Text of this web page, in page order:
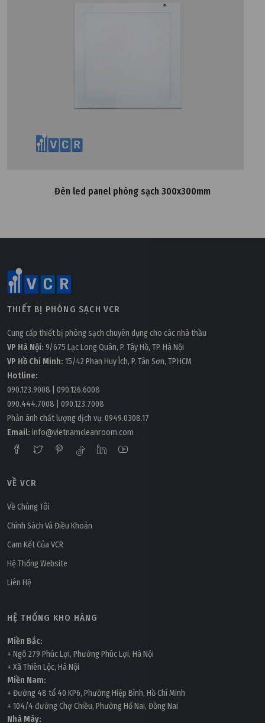
Đèn led panel phòng sạch 300x300mm
THIẾT BỊ PHÒNG SẠCH VCR
Cung cấp thiết bị phòng sạch chuyên dụng cho các nhà thầu
VP Hà Nội: 9/675 Lạc Long Quân, P. Tây Hồ, TP. Hà Nội
VP Hồ Chí Minh: 15/42 Phan Huy Ích, P. Tân Sơn, TP.HCM
Hotline:
090.123.9008
090.126.6008
090.444.7008
090.123.7008
Phản ánh chất lượng dịch vụ: 0949.0308.17
Email: info@vietnamcleanroom.com
VỀ VCR
Về Chúng Tôi
Chính Sách Và Điều Khoản
Cam Kết Của VCR
Hệ Thống Website
Liên Hệ
HỆ THỐNG KHO HÀNG
Miền Bắc:
+ Ngõ 279 Phúc Lợi, Phường Phúc Lợi, Hà Nội
+ Xã Thiên Lộc, Hà Nội
Miền Nam:
+ Đường 48 tổ 40 KP6, Phường Hiệp Bình, Hồ Chí Minh
+ 104/4 đường Chợ Chiều, Phường Hố Nai, Đồng Nai
Nhà Máy: